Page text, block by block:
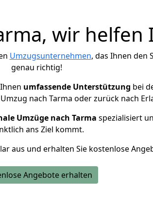
wir helfen
Umzugsunternehmen, das Ihnen den
genau richtig!
umfassende Unterstützung bei
nach Tarma oder zurück nach
Umzüge nach Tarma spezialisiert
ans Ziel kommt.
aus und erhalten Sie kostenlose
Angebote erhalten